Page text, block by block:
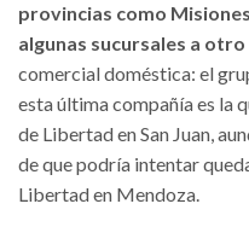
provincias como
algunas sucursales a
comercial doméstica: el
esta última compañía es la
de Libertad en San Juan,
de que podría intentar
Libertad en Mendoza.